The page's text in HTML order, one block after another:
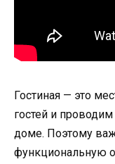
Гостиная — это
гостей и
доме. Поэтому
функциональную